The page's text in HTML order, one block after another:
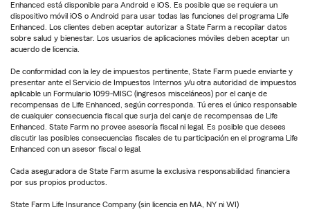
Enhanced está disponible para Android e iOS. Es posible que se requiera un
dispositivo móvil iOS o Android para usar todas las funciones del programa Life
Enhanced. Los clientes deben aceptar autorizar a State Farm a recopilar datos
sobre salud y bienestar. Los usuarios de aplicaciones móviles deben aceptar un
acuerdo de licencia.
De conformidad con la ley de impuestos pertinente, State Farm puede enviarte y
presentar ante el Servicio de Impuestos Internos y/u otra autoridad de impuestos
aplicable un Formulario 1099-MISC (ingresos misceláneos) por el canje de
recompensas de Life Enhanced, según corresponda. Tú eres el único responsable
de cualquier consecuencia fiscal que surja del canje de recompensas de Life
Enhanced. State Farm no provee asesoría fiscal ni legal. Es posible que desees
discutir las posibles consecuencias fiscales de tu participación en el programa Life
Enhanced con un asesor fiscal o legal.
Cada aseguradora de State Farm asume la exclusiva responsabilidad financiera
por sus propios productos.
State Farm Life Insurance Company (sin licencia en MA, NY ni WI)